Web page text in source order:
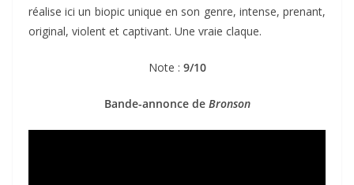
réalise ici un biopic unique en son genre, intense, prenant,
original, violent et captivant. Une vraie claque.
Note : 9/10
Bande-annonce de Bronson